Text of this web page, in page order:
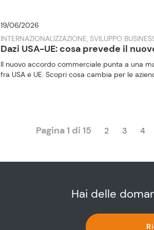
19/06/2026
INTERNAZIONALIZZAZIONE, SVILUPPO
Dazi USA-UE: cosa prevede il
Il nuovo accordo commerciale punta a una
fra USA e UE. Scopri cosa cambia per le
Pagina 1 di 15 2 3 4
Hai delle